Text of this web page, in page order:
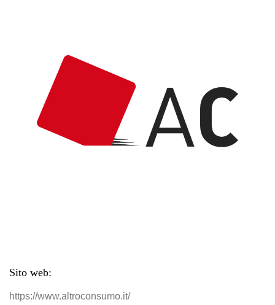
Sito web:
https://www.altroconsumo.it/